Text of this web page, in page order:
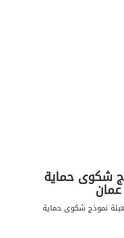
شكوى حماية
نموذج شكوى حماية